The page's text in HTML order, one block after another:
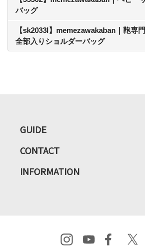
バッグ
【sk2033l】memezawakaban｜鞄専
全部入りショルダーバッグ
GUIDE
CONTACT
INFORMATION